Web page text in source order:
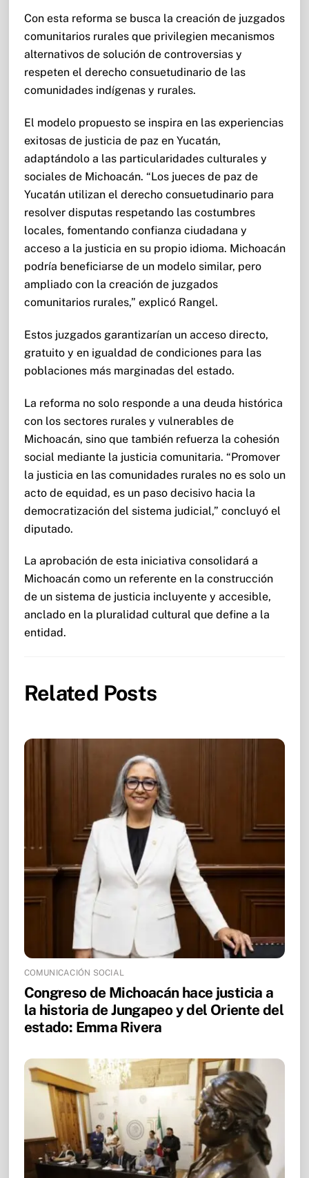
Con esta reforma se busca la creación de juzgados
comunitarios rurales que privilegien mecanismos
alternativos de solución de controversias y
respeten el derecho consuetudinario de las
comunidades indígenas y rurales.
El modelo propuesto se inspira en las experiencias
exitosas de justicia de paz en Yucatán,
adaptándolo a las particularidades culturales y
sociales de Michoacán. “Los jueces de paz de
Yucatán utilizan el derecho consuetudinario para
resolver disputas respetando las costumbres
locales, fomentando confianza ciudadana y
acceso a la justicia en su propio idioma. Michoacán
podría beneficiarse de un modelo similar, pero
ampliado con la creación de juzgados
comunitarios rurales,” explicó Rangel.
Estos juzgados garantizarían un acceso directo,
gratuito y en igualdad de condiciones para las
poblaciones más marginadas del estado.
La reforma no solo responde a una deuda histórica
con los sectores rurales y vulnerables de
Michoacán, sino que también refuerza la cohesión
social mediante la justicia comunitaria. “Promover
la justicia en las comunidades rurales no es solo un
acto de equidad, es un paso decisivo hacia la
democratización del sistema judicial,” concluyó el
diputado.
La aprobación de esta iniciativa consolidará a
Michoacán como un referente en la construcción
de un sistema de justicia incluyente y accesible,
anclado en la pluralidad cultural que define a la
entidad.
Related Posts
COMUNICACIÓN SOCIAL
Congreso de Michoacán hace justicia a
la historia de Jungapeo y del Oriente del
estado: Emma Rivera